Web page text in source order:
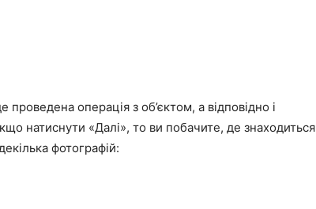
проведена операція з об’єктом, а відповідно і
натиснути «Далі», то ви побачите, де знаходиться
фотографій: